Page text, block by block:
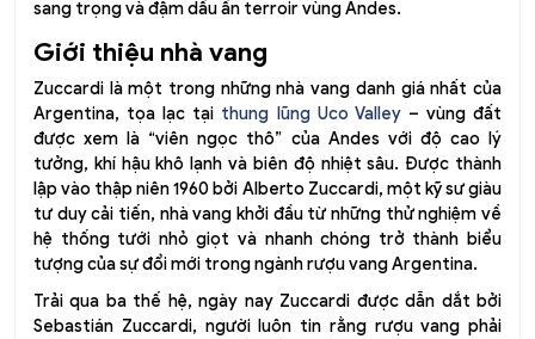
sang trọng và đậm dấu ấn terroir vùng Andes.
Giới thiệu nhà vang
Zuccardi là một trong những nhà vang danh giá nhất của
Argentina, tọa lạc tại thung lũng Uco Valley– vùng đất
được xem là “viên ngọc thô” của Andes với độ cao lý
tưởng, khí hậu khô lạnh và biên độ nhiệt sâu. Được thành
lập vào thập niên 1960 bởi Alberto Zuccardi, một kỹ sư giàu
tư duy cải tiến, nhà vang khởi đầu từ những thử nghiệm về
hệ thống tưới nhỏ giọt và nhanh chóng trở thành biểu
tượng của sự đổi mới trong ngành rượu vang Argentina.
Trải qua ba thế hệ, ngày nay Zuccardi được dẫn dắt bởi
Sebastián Zuccardi, người luôn tin rằng rượu vang phải